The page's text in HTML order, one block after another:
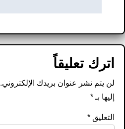
اترك تعليقاً
لن يتم نشر عنوان بريدك الإلكتروني.
إليها بـ*
التعليق*